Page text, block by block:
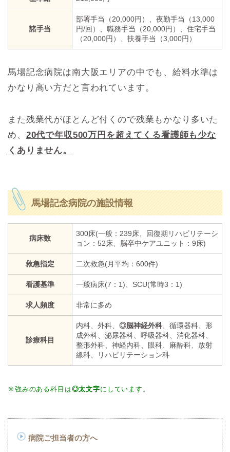
諸手当
部署手当（20,000円）、夜勤手当（13,000
円/回）、職務手当（20,000円）、住宅手当
（20,000円）、扶養手当（3,000円）
馬場記念病院は南大阪エリアの中でも、給料水準は
かなり高い方だと言われています。
また残業代がほとんど付くので残業もかなり多いた
め、 20代で年収500万円を超えてくる看護師も少な
くありません。
馬場記念病院の施設情報
病床数
300床(一般：239床、回復期リハビリテーシ
ョン：52床、脳卒中ケアユニット：9床)
救急指定 二次救急(月平均：600件)
看護基準 一般病床(7：1)、SCU(常時3：1)
求人頻度 非常に多め
診療科目
内科、外科、 ◎脳神経外科、循環器科、形
成外科、泌尿器科、呼吸器科、消化器科、
整形外科、神経内科、眼科、麻酔科、放射
線科、リハビリテーション科
※強みのある科目は◎太文字にしています。
病院ご担当者の方へ